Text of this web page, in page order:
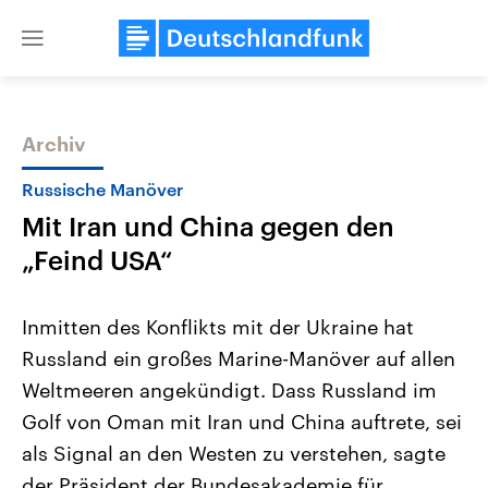
Close
Themen
Landtagswahl Sachsen-Anhalt
2026
Alle Informationen
Sachsen-Anhalt wählt am 6.
September 2026 einen neuen
Landtag. Seit 2021 wird das
Bundesland von einer Koalition aus
USA
Aktuelle Beiträge,
Hintergründe
Wirtschaftlich und
gehören die Vereinigten
den mächtigsten Ländern
mit großem Einfluss auf
Archiv
Russische Manöver
Mit Iran und China gegen den
„Feind USA“
Inmitten des Konflikts mit der Ukraine hat
Russland ein großes Marine-Manöver auf allen
Weltmeeren angekündigt. Dass Russland im
Golf von Oman mit Iran und China auftrete, sei
als Signal an den Westen zu verstehen, sagte